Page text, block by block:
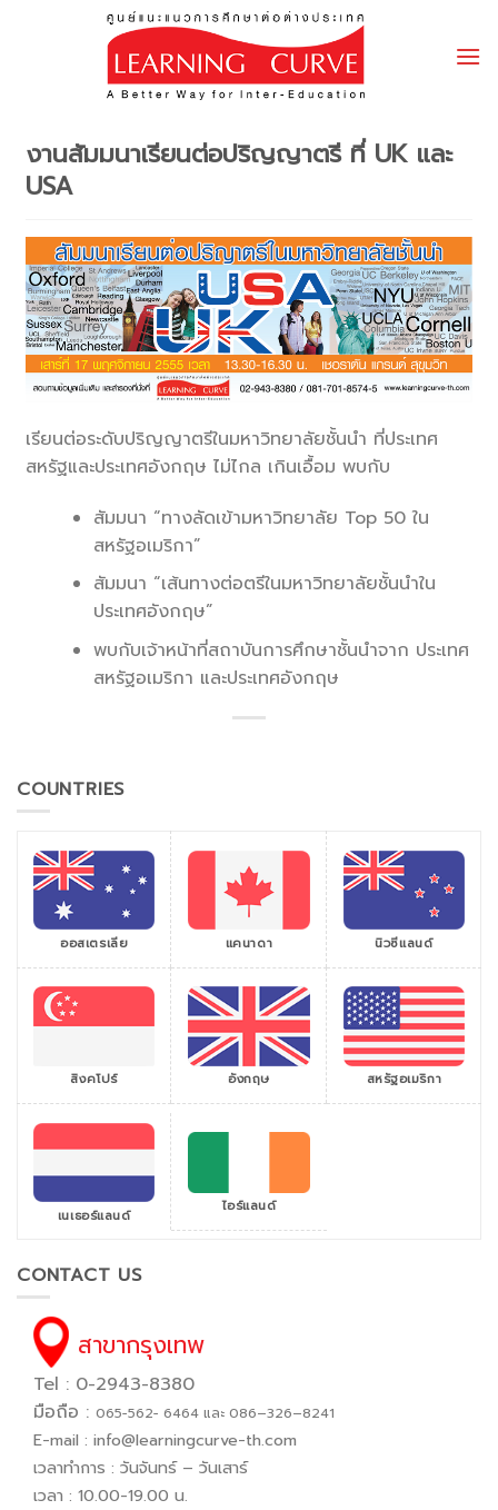
งานสัมมนาเรียนต่อปริญญาตรี ที่ UK และ
USA
เรียนต่อระดับปริญญาตรีในมหาวิทยาลัยชั้นนำ ที่ประเทศ
สหรัฐและประเทศอังกฤษ ไม่ไกล เกินเอื้อม พบกับ
สัมมนา “ทางลัดเข้ามหาวิทยาลัย Top 50 ใน
สหรัฐอเมริกา”
สัมมนา “เส้นทางต่อตรีในมหาวิทยาลัยชั้นนำใน
ประเทศอังกฤษ”
พบกับเจ้าหน้าที่สถาบันการศึกษาชั้นนำจาก ประเทศ
สหรัฐอเมริกา และประเทศอังกฤษ
COUNTRIES
ออสเตรเลีย แคนาดา นิวซีแลนด์
สิงคโปร์ อังกฤษ สหรัฐอเมริกา
เนเธอร์แลนด์ ไอร์แลนด์
CONTACT US
สาขากรุงเทพ
Tel : 0-2943-8380
มือถือ : 065−562− 6464 และ 086–326–8241
E-mail : info@learningcurve-th.com
เวลาทำการ : วันจันทร์ – วันเสาร์
เวลา : 10.00-19.00 น.